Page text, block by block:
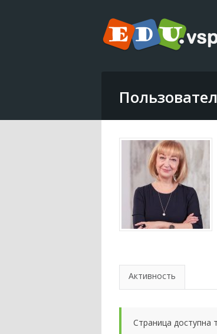
Активность
Страница доступна